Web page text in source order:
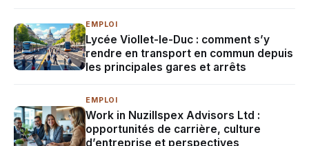
EMPLOI
Lycée Viollet-le-Duc : comment s’y
rendre en transport en commun depuis
les principales gares et arrêts
EMPLOI
Work in Nuzillspex Advisors Ltd :
opportunités de carrière, culture
d’entreprise et perspectives